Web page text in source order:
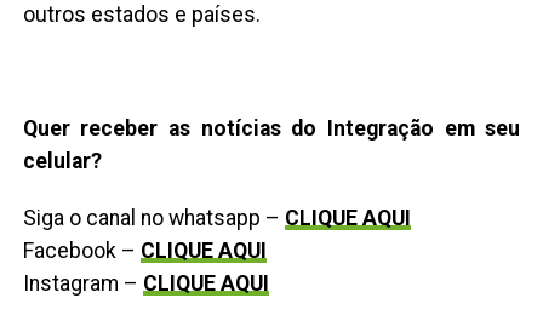
outros estados e países.
Quer receber as notícias do Integração em seu
celular?
Siga o canal no whatsapp – CLIQUE AQUI
Facebook – CLIQUE AQUI
Instagram – CLIQUE AQUI